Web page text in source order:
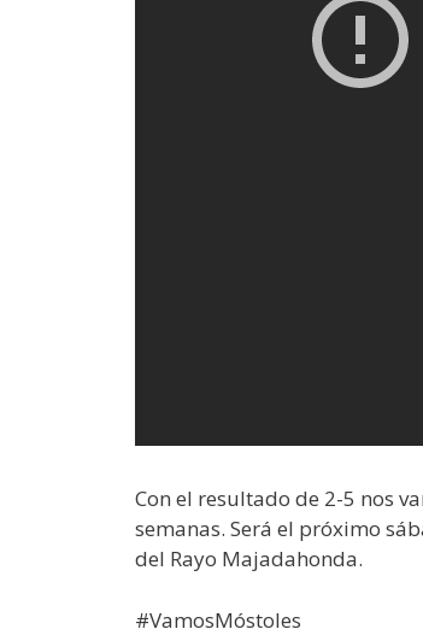
Con el resultado de 2-5 nos
semanas. Será el próximo
del Rayo Majadahonda.
#VamosMóstoles